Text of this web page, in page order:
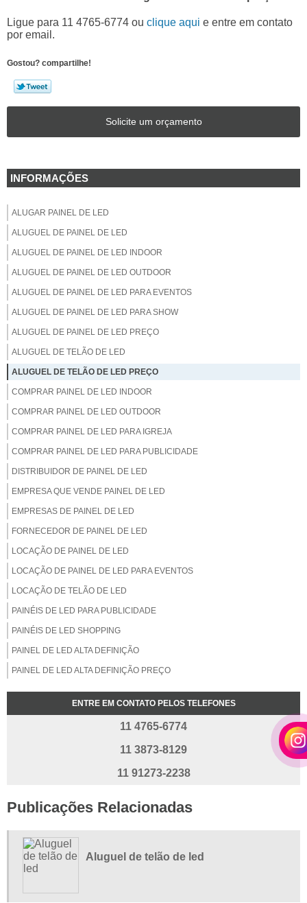
Ligue para 11 4765-6774 ou clique aqui e entre em contato
por email.
Gostou? compartilhe!
Solicite um orçamento
INFORMAÇÕES
ALUGAR PAINEL DE LED
ALUGUEL DE PAINEL DE LED
ALUGUEL DE PAINEL DE LED INDOOR
ALUGUEL DE PAINEL DE LED OUTDOOR
ALUGUEL DE PAINEL DE LED PARA EVENTOS
ALUGUEL DE PAINEL DE LED PARA SHOW
ALUGUEL DE PAINEL DE LED PREÇO
ALUGUEL DE TELÃO DE LED
ALUGUEL DE TELÃO DE LED PREÇO
COMPRAR PAINEL DE LED INDOOR
COMPRAR PAINEL DE LED OUTDOOR
COMPRAR PAINEL DE LED PARA IGREJA
COMPRAR PAINEL DE LED PARA PUBLICIDADE
DISTRIBUIDOR DE PAINEL DE LED
EMPRESA QUE VENDE PAINEL DE LED
EMPRESAS DE PAINEL DE LED
FORNECEDOR DE PAINEL DE LED
LOCAÇÃO DE PAINEL DE LED
LOCAÇÃO DE PAINEL DE LED PARA EVENTOS
LOCAÇÃO DE TELÃO DE LED
PAINÉIS DE LED PARA PUBLICIDADE
PAINÉIS DE LED SHOPPING
PAINEL DE LED ALTA DEFINIÇÃO
PAINEL DE LED ALTA DEFINIÇÃO PREÇO
PAINEL DE LED ALUGUEL
PAINEL DE LED DUPLA FACE
PAINEL DE LED OUTDOOR
PAINEL DE LED OUTDOOR VENDA
PAINEL DE LED P4MM
ENTRE EM CONTATO PELOS TELEFONES
11 4765-6774
11 3873-8129
11 91273-2238
Publicações Relacionadas
Aluguel de telão de led